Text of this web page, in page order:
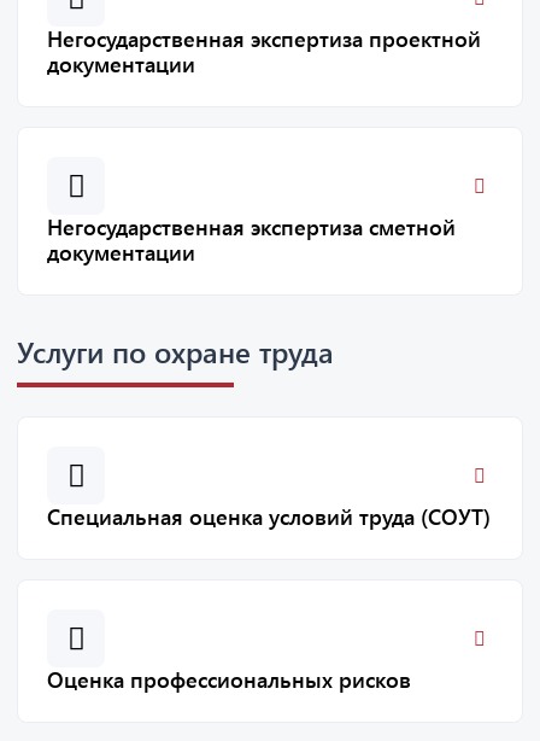
Негосударственная экспертиза проектной
документации
Негосударственная экспертиза сметной
документации
Услуги по охране труда
Специальная оценка условий труда (СОУТ)
Оценка профессиональных рисков